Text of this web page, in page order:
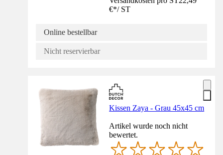
€*/ ST
Online bestellbar
Nicht reservierbar
Kissen Zaya - Grau 45x45 cm
Artikel wurde noch nicht
bewertet.